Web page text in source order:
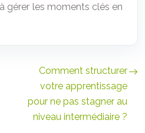
gérer les moments clés en
Comment structurer
votre apprentissage
pour ne pas stagner au
niveau intermédiaire ?